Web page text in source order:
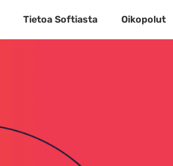
Tietoa Softiasta Oikopolut